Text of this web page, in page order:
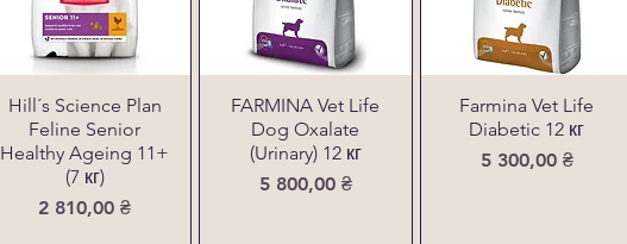
Hill´s Science Plan
Feline Senior
Healthy Ageing 11+
(7 кг)
Ціна
2 810,00 ₴
FARMINA Vet Life
Dog Oxalate
(Urinary) 12 кг
Ціна
5 800,00 ₴
Farmina Vet Life
Diabetic 12 кг
Ціна
5 300,00 ₴